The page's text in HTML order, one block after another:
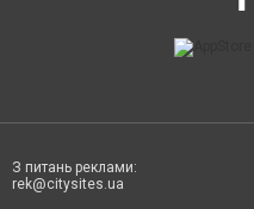
З питань реклами:
rek@citysites.ua